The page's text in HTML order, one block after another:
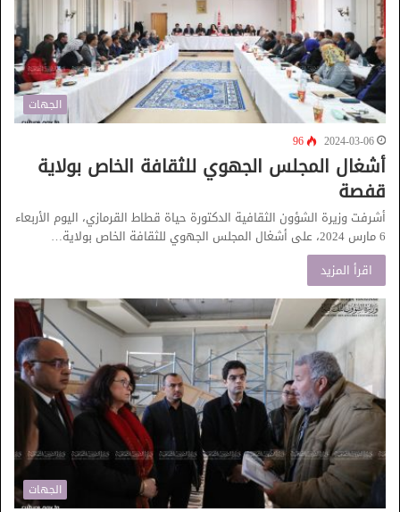
الجهات
2024-03-06
96
أشغال المجلس الجهوي للثقافة الخاص بولاية
قفصة
أشرفت وزيرة الشؤون الثقافية الدكتورة حياة قطاط القرمازي، اليوم الأربعاء
6 مارس 2024، على أشغال المجلس الجهوي للثقافة الخاص بولاية…
اقرأ المزيد
الجهات